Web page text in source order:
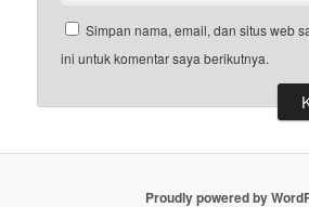
Simpan nama, email, dan situs web
ini untuk komentar saya berikutnya.
Proudly powered by